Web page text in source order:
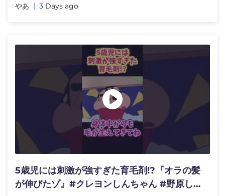
やあ 3 Days ago
5歳児には刺激が強すぎた育毛剤!?『オラの髪
が伸びたゾ』#クレヨンしんちゃん #野原しん